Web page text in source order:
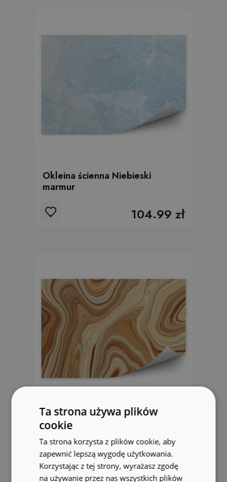
Okleina ścienna Niebieski
marmur
104.99 zł
Okleina ścienna Abstrakcja
marmur
104.99 zł
Ta strona używa plików
cookie
Ta strona korzysta z plików cookie, aby
zapewnić lepszą wygodę użytkowania.
Korzystając z tej strony, wyrażasz zgodę
na używanie przez nas wszystkich plików